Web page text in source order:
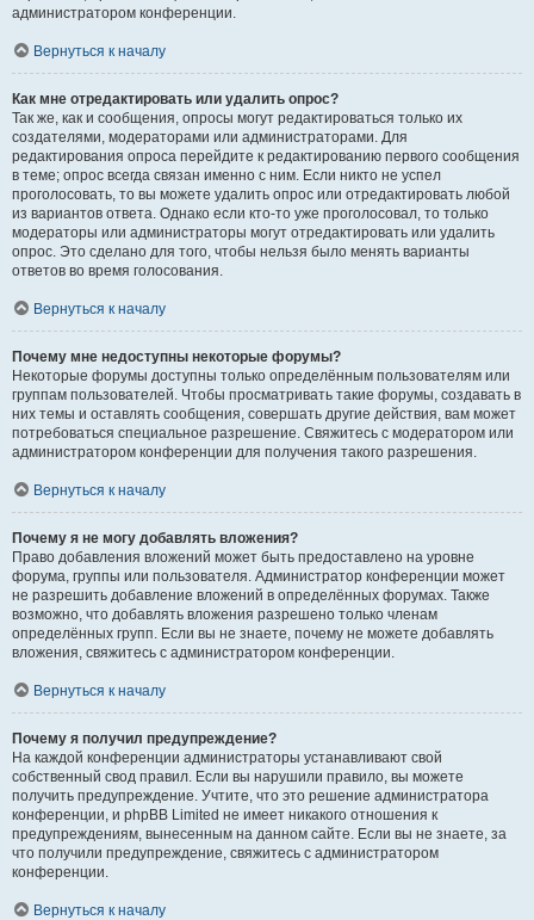
администратором конференции.
Вернуться к началу
Как мне отредактировать или удалить опрос?
Так же, как и сообщения, опросы могут редактироваться только их
создателями, модераторами или администраторами. Для
редактирования опроса перейдите к редактированию первого сообщения
в теме; опрос всегда связан именно с ним. Если никто не успел
проголосовать, то вы можете удалить опрос или отредактировать любой
из вариантов ответа. Однако если кто-то уже проголосовал, то только
модераторы или администраторы могут отредактировать или удалить
опрос. Это сделано для того, чтобы нельзя было менять варианты
ответов во время голосования.
Вернуться к началу
Почему мне недоступны некоторые форумы?
Некоторые форумы доступны только определённым пользователям или
группам пользователей. Чтобы просматривать такие форумы, создавать в
них темы и оставлять сообщения, совершать другие действия, вам может
потребоваться специальное разрешение. Свяжитесь с модератором или
администратором конференции для получения такого разрешения.
Вернуться к началу
Почему я не могу добавлять вложения?
Право добавления вложений может быть предоставлено на уровне
форума, группы или пользователя. Администратор конференции может
не разрешить добавление вложений в определённых форумах. Также
возможно, что добавлять вложения разрешено только членам
определённых групп. Если вы не знаете, почему не можете добавлять
вложения, свяжитесь с администратором конференции.
Вернуться к началу
Почему я получил предупреждение?
На каждой конференции администраторы устанавливают свой
собственный свод правил. Если вы нарушили правило, вы можете
получить предупреждение. Учтите, что это решение администратора
конференции, и phpBB Limited не имеет никакого отношения к
предупреждениям, вынесенным на данном сайте. Если вы не знаете, за
что получили предупреждение, свяжитесь с администратором
конференции.
Вернуться к началу